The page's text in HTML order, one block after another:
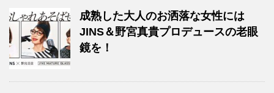
成熟した大人のお洒落な女性には
JINS＆野宮真貴プロデュースの老眼
鏡を！